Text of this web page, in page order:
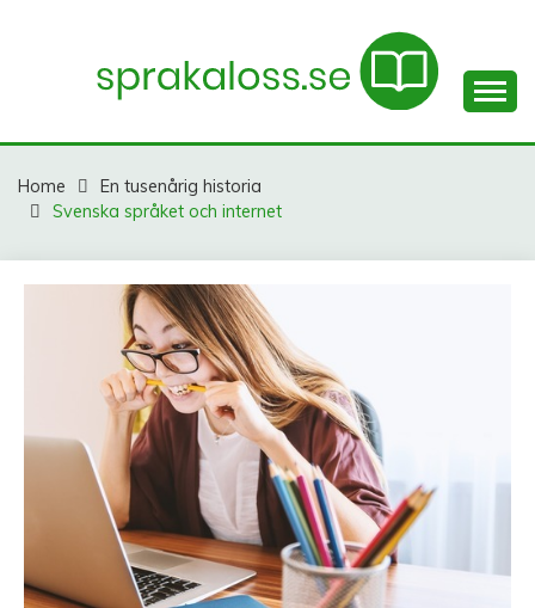
SPRAKALOSS.SE
dig!
Home
En tusenårig historia
Svenska språket och internet